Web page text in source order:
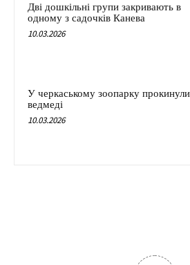
Дві дошкільні групи закривають в
одному з садочків Канева
10.03.2026
У черкаському зоопарку
ведмеді
10.03.2026